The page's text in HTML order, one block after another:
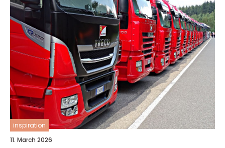
inspiration
11. March 2026